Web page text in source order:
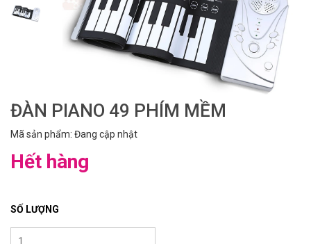
ĐÀN PIANO 49 PHÍM MỀM
Mã sản phẩm: Đang cập nhật
Hết hàng
SỐ LƯỢNG